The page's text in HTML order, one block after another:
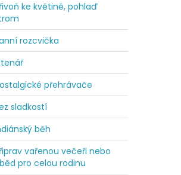
ke květině, pohlaď
rozcvička
přehrávače
sladkostí
běh
vařenou večeři nebo
pro celou rodinu